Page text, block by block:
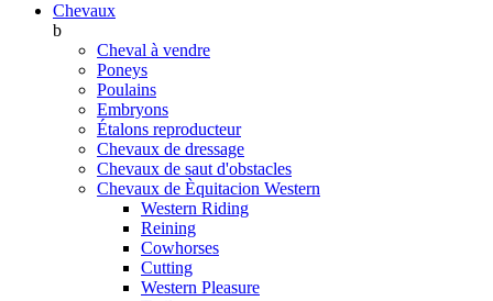
Chevaux
b
Cheval à vendre
Poneys
Poulains
Embryons
Étalons reproducteur
Chevaux de dressage
Chevaux de saut d'obstacles
Chevaux de Èquitacion Western
Western Riding
Reining
Cowhorses
Cutting
Western Pleasure